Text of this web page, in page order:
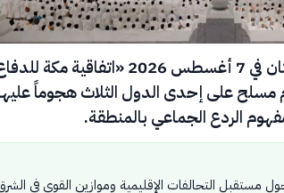
وقعت السعودية وتركيا وباكستان في 7 أغسطس 2026 «اتفاقية مكة
مسلح على إحدى الدول الثلاث هجوماً
الردع الجماعي بالمنطقة.
مستقبل التحالفات الإقليمية وموازين القوى في